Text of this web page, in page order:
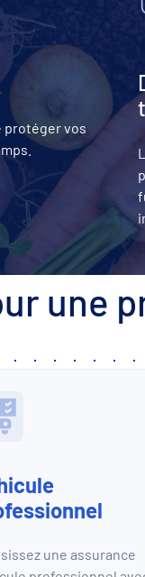
protéger vos
une
une assurance